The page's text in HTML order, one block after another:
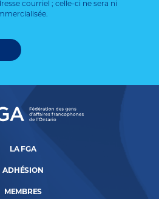
courriel ; celle-ci ne sera ni
LA FGA
ADHÉSION
MEMBRES